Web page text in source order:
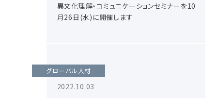
異文化理解・コミュニケーションセミナーを10
月26日(水)に開催します
グローバル人材
2022.10.03